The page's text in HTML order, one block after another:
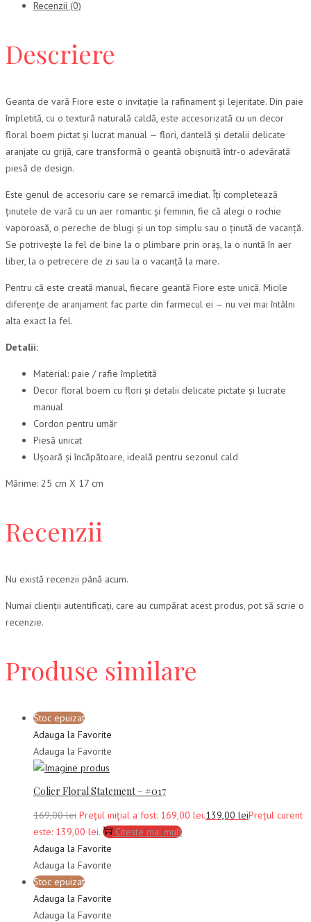
Recenzii (0)
Descriere
Geanta de vară Fiore este o invitație la rafinament și lejeritate. Din paie
împletită, cu o textură naturală caldă, este accesorizată cu un decor
floral boem pictat și lucrat manual — flori, dantelă și detalii delicate
aranjate cu grijă, care transformă o geantă obișnuită într-o adevărată
piesă de design.
Este genul de accesoriu care se remarcă imediat. Îți completează
ținutele de vară cu un aer romantic și feminin, fie că alegi o rochie
vaporoasă, o pereche de blugi și un top simplu sau o ținută de vacanță.
Se potrivește la fel de bine la o plimbare prin oraș, la o nuntă în aer
liber, la o petrecere de zi sau la o vacanță la mare.
Pentru că este creată manual, fiecare geantă Fiore este unică. Micile
diferențe de aranjament fac parte din farmecul ei — nu vei mai întâlni
alta exact la fel.
Detalii:
Material: paie / rafie împletită
Decor floral boem cu flori și detalii delicate pictate și lucrate
manual
Cordon pentru umăr
Piesă unicat
Ușoară și încăpătoare, ideală pentru sezonul cald
Mărime: 25 cm X 17 cm
Recenzii
Nu există recenzii până acum.
Numai clienții autentificați, care au cumpărat acest produs, pot să scrie o
recenzie.
Produse similare
Stoc epuizat
Adauga la Favorite
Adauga la Favorite
Colier Floral Statement – #017
169,00lei Prețul inițial a fost: 169,00 lei.139,00 leiPrețul curent
este: 139,00 lei.
Citește mai mult
Adauga la Favorite
Adauga la Favorite
Stoc epuizat
Adauga la Favorite
Adauga la Favorite